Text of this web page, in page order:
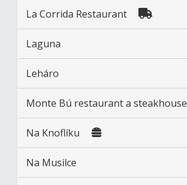
La Corrida Restaurant
Laguna
Leháro
Monte Bú restaurant a steakhouse
Na Knoflíku
Na Musilce